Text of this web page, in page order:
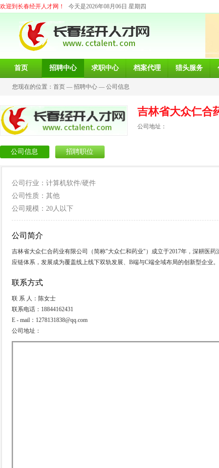
欢迎到长春经开人才网！ 今天是2026年08月06日 星期四
首页 招聘中心 求职中心 档案代理 猎头服务
您现在的位置： 首页 — 招聘中心 — 公司信息
吉林省大众仁合
公司地址：
公司信息 招聘职位
公司行业：计算机软件/硬件
公司性质：其他
公司规模：20人以下
公司简介
吉林省大众仁合药业有限公司（简称"大众仁和药业"）成立于2017年，深耕医
应链体系，发展成为覆盖线上线下双轨发展、B端与C端全域布局的创新型企业。
联系方式
联 系 人：陈女士
联系电话：18844162431
E - mail：1278131838@qq.com
公司地址：